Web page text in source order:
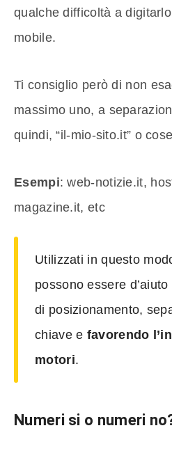
qualche difficoltà a
mobile.
Ti consiglio però di non
massimo uno, a
quindi, “il-mio-sito.it” o
Esempi: web-notizie.it,
magazine.it, etc
Utilizzati in questo
possono essere
di posizionamento,
chiave e favorendo
motori.
Numeri si o numeri